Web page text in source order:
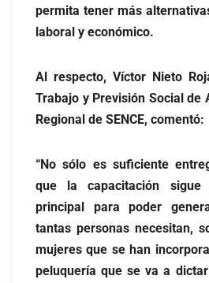
permita tener más
laboral y económico.
Al respecto, Víctor Nieto
Trabajo y Previsión Social de
Regional de SENCE, comentó:
“No sólo es suficiente
que la capacitación
principal para poder
tantas personas necesitan,
mujeres que se han
peluquería que se va a